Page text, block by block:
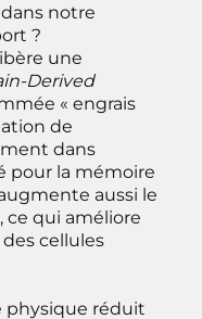
notre
?
une
Derived
« engrais
de
dans
pour la mémoire
aussi le
ce qui améliore
cellules
physique réduit